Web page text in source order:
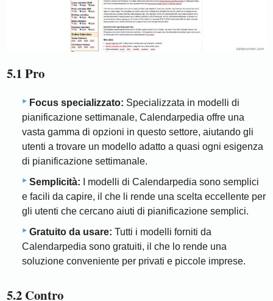
5.1 Pro
Focus specializzato: Specializzata in modelli di
pianificazione settimanale, Calendarpedia offre una
vasta gamma di opzioni in questo settore, aiutando gli
utenti a trovare un modello adatto a quasi ogni esigenza
di pianificazione settimanale.
Semplicità: I modelli di Calendarpedia sono semplici
e facili da capire, il che li rende una scelta eccellente per
gli utenti che cercano aiuti di pianificazione semplici.
Gratuito da usare: Tutti i modelli forniti da
Calendarpedia sono gratuiti, il che lo rende una
soluzione conveniente per privati ​​e piccole imprese.
5.2 Contro